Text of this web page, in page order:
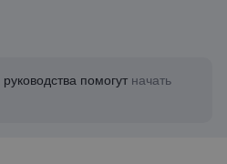
руководства помогутначать